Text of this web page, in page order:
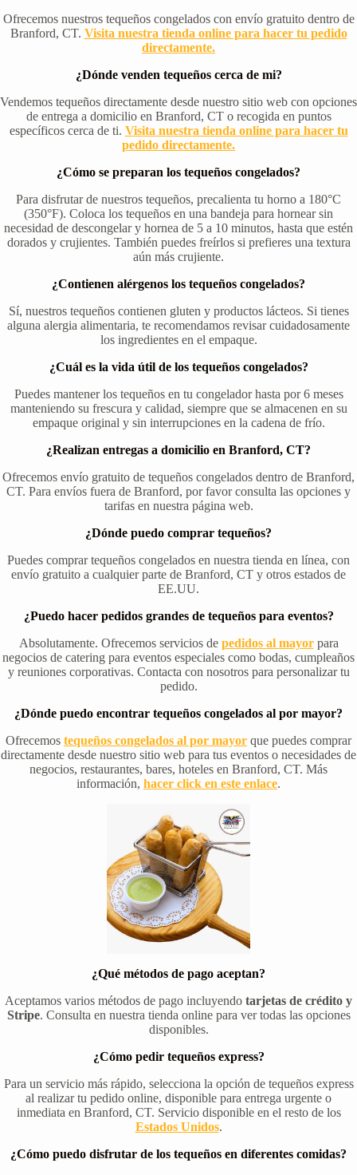
Ofrecemos nuestros tequeños congelados con envío gratuito dentro de
Branford, CT. Visita nuestra tienda online para hacer tu pedido
directamente.
¿Dónde venden tequeños cerca de mi?
Vendemos tequeños directamente desde nuestro sitio web con opciones
de entrega a domicilio en Branford, CT o recogida en puntos
específicos cerca de ti. Visita nuestra tienda online para hacer tu
pedido directamente.
¿Cómo se preparan los tequeños congelados?
Para disfrutar de nuestros tequeños, precalienta tu horno a 180°C
(350°F). Coloca los tequeños en una bandeja para hornear sin
necesidad de descongelar y hornea de 5 a 10 minutos, hasta que estén
dorados y crujientes. También puedes freírlos si prefieres una textura
aún más crujiente.
¿Contienen alérgenos los tequeños congelados?
Sí, nuestros tequeños contienen gluten y productos lácteos. Si tienes
alguna alergia alimentaria, te recomendamos revisar cuidadosamente
los ingredientes en el empaque.
¿Cuál es la vida útil de los tequeños congelados?
Puedes mantener los tequeños en tu congelador hasta por 6 meses
manteniendo su frescura y calidad, siempre que se almacenen en su
empaque original y sin interrupciones en la cadena de frío.
¿Realizan entregas a domicilio en Branford, CT?
Ofrecemos envío gratuito de tequeños congelados dentro de Branford,
CT. Para envíos fuera de Branford, por favor consulta las opciones y
tarifas en nuestra página web.
¿Dónde puedo comprar tequeños?
Puedes comprar tequeños congelados en nuestra tienda en línea, con
envío gratuito a cualquier parte de Branford, CT y otros estados de
EE.UU.
¿Puedo hacer pedidos grandes de tequeños para eventos?
Absolutamente. Ofrecemos servicios de pedidos al mayorpara
negocios de catering para eventos especiales como bodas, cumpleaños
y reuniones corporativas. Contacta con nosotros para personalizar tu
pedido.
¿Dónde puedo encontrar tequeños congelados al por mayor?
Ofrecemos tequeños congelados al por mayor que puedes comprar
directamente desde nuestro sitio web para tus eventos o necesidades de
negocios, restaurantes, bares, hoteles en Branford, CT. Más
información, hacer click en este enlace.
¿Qué métodos de pago aceptan?
Aceptamos varios métodos de pago incluyendo tarjetas de crédito y
Stripe. Consulta en nuestra tienda online para ver todas las opciones
disponibles.
¿Cómo pedir tequeños express?
Para un servicio más rápido, selecciona la opción de tequeños express
al realizar tu pedido online, disponible para entrega urgente o
inmediata en Branford, CT. Servicio disponible en el resto de los
Estados Unidos.
¿Cómo puedo disfrutar de los tequeños en diferentes comidas?